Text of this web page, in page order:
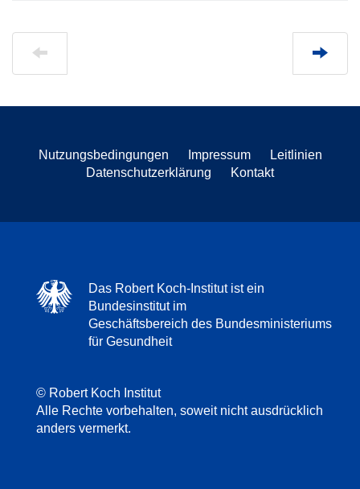
Nutzungsbedingungen Impressum
Leitlinien
Datenschutzerklärung
Kontakt
Das Robert Koch-Institut ist ein
Bundesinstitut im
Geschäftsbereich des Bundesministeriums
für Gesundheit
© Robert Koch Institut
Alle Rechte vorbehalten, soweit nicht ausdrücklich
anders vermerkt.